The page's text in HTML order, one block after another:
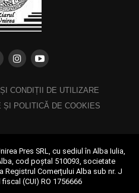
CONDIȚII DE UTILIZARE
ȘI POLITICĂ DE COOKIES
Pres SRL, cu sediul în Alba Iulia,
cod poștal 510093, societate
Registrul Comerțului Alba sub nr. J
(CUI) RO 1756666